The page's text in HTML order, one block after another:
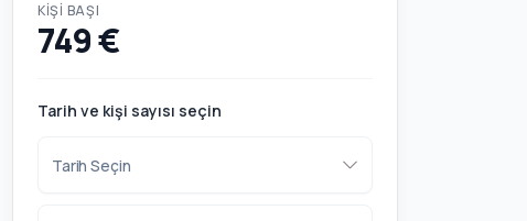
KIŞI BAŞI
749 €
Tarih ve kişi sayısı seçin